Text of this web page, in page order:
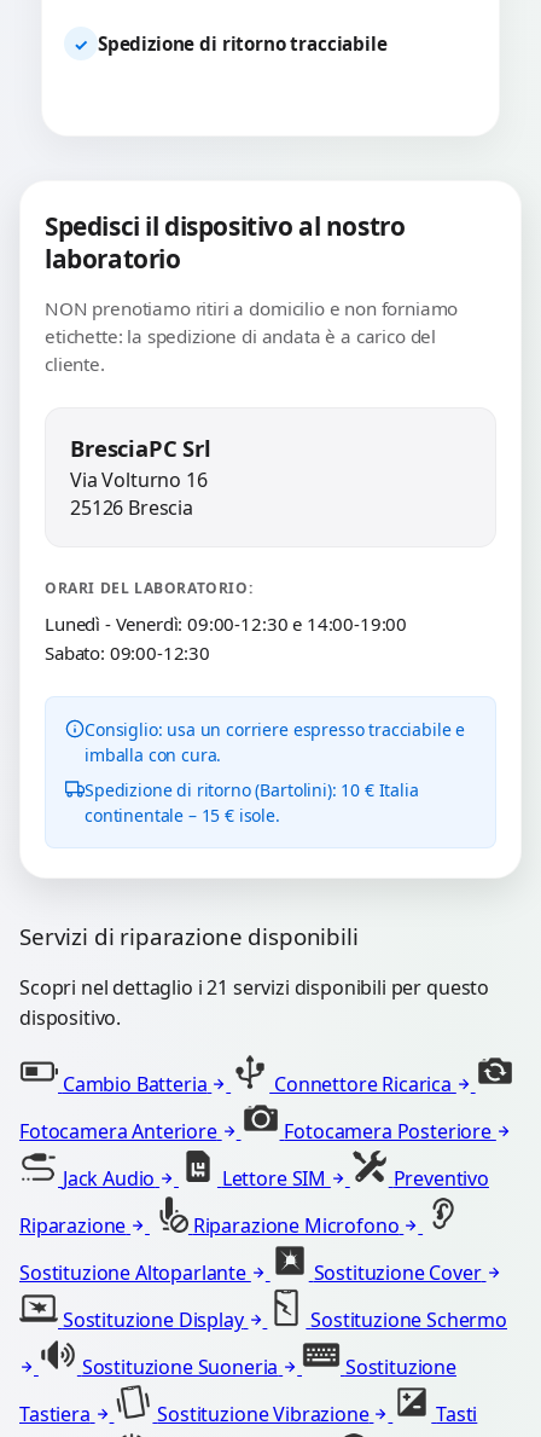
✓ Spedizione di ritorno tracciabile
Spedisci il dispositivo al nostro
laboratorio
NON prenotiamo ritiri a domicilio e non forniamo
etichette: la spedizione di andata è a carico del
cliente.
BresciaPC Srl
Via Volturno 16
25126 Brescia
ORARI DEL LABORATORIO:
Lunedì - Venerdì: 09:00-12:30 e 14:00-19:00
Sabato: 09:00-12:30
Consiglio: usa un corriere espresso tracciabile e
imballa con cura.
Spedizione di ritorno (Bartolini): 10 € Italia
continentale – 15 € isole.
Servizi di riparazione disponibili
Scopri nel dettaglio i 21 servizi disponibili per questo
dispositivo.
Cambio Batteria
Connettore Ricarica
Fotocamera Anteriore
Fotocamera Posteriore
Jack Audio
Lettore SIM
Preventivo
Riparazione
Riparazione Microfono
Sostituzione Altoparlante
Sostituzione Cover
Sostituzione Display
Sostituzione Schermo
Sostituzione Suoneria
Sostituzione
Tastiera
Sostituzione Vibrazione
Tasti